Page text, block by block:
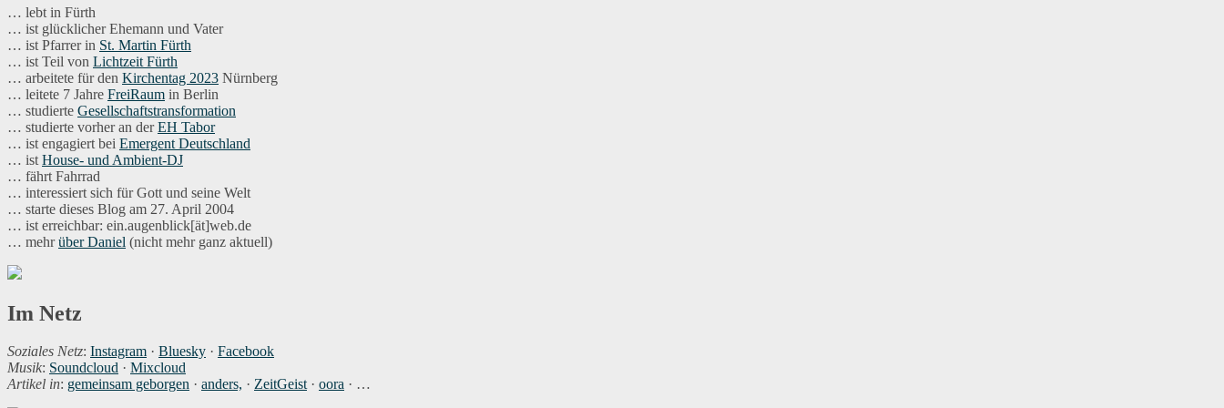
… lebt in Fürth
… ist glücklicher Ehemann und Vater
… ist Pfarrer in St. Martin Fürth
… ist Teil von Lichtzeit Fürth
… arbeitete für den Kirchentag 2023 Nürnberg
… leitete 7 Jahre FreiRaum in Berlin
… studierte Gesellschaftstransformation
… studierte vorher an derEH Tabor
… ist engagiert bei Emergent Deutschland
… ist House- und Ambient-DJ
… fährt Fahrrad
… interessiert sich für Gott und seine Welt
… starte dieses Blog am 27. April 2004
… ist erreichbar: ein.augenblick[ät]web.de
… mehrüber Daniel (nicht mehr ganz aktuell)
Im Netz
Soziales Netz: Instagram · Bluesky · Facebook
Musik: Soundcloud · Mixcloud
Artikel in: gemeinsam geborgen · anders, · ZeitGeist· oora · …